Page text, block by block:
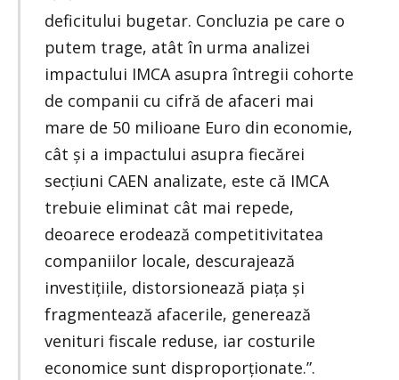
deficitului bugetar. Concluzia pe care o
putem trage, atât în urma analizei
impactului IMCA asupra întregii cohorte
de companii cu cifră de afaceri mai
mare de 50 milioane Euro din economie,
cât și a impactului asupra fiecărei
secțiuni CAEN analizate, este că IMCA
trebuie eliminat cât mai repede,
deoarece erodează competitivitatea
companiilor locale, descurajează
investițiile, distorsionează piața și
fragmentează afacerile, generează
venituri fiscale reduse, iar costurile
economice sunt disproporționate.”.